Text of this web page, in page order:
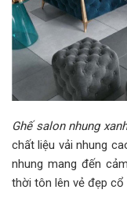
Ghế salon nhung xanh
chất liệu vải nhung
nhung mang đến
thời tôn lên vẻ đẹp cổ